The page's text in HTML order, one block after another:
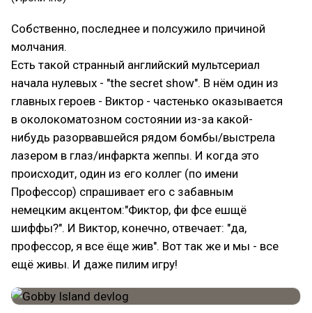
Собственно, последнее и полсужило причиной
молчания.
Есть такой странный английский мультсериал
начала нулевых - "the secret show". В нём один из
главных героев - Виктор - частенько оказывается
в околокоматозном состоянии из-за какой-
нибудь разорвавшейся рядом бомбы/выстрела
лазером в глаз/инфаркта жеппы. И когда это
происходит, один из его коллег (по имени
Профессор) спрашивает его с забавным
немецким акцентом:"Фиктор, фи фсе ешщё
шиффы?". И Виктор, конечно, отвечает: "да,
профессор, я все ёще жив". Вот так же и мы - все
ещё живы. И даже пилим игру!